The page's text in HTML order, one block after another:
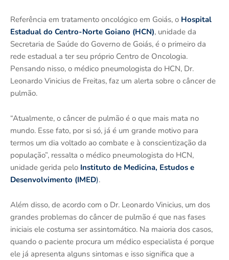
Referência em tratamento oncológico em Goiás, o Hospital
Estadual do Centro-Norte Goiano (HCN), unidade da
Secretaria de Saúde do Governo de Goiás, é o primeiro da
rede estadual a ter seu próprio Centro de Oncologia.
Pensando nisso, o médico pneumologista do HCN, Dr.
Leonardo Vinicius de Freitas, faz um alerta sobre o câncer de
pulmão.
“Atualmente, o câncer de pulmão é o que mais mata no
mundo. Esse fato, por si só, já é um grande motivo para
termos um dia voltado ao combate e à conscientização da
população”, ressalta o médico pneumologista do HCN,
unidade gerida pelo Instituto de Medicina, Estudos e
Desenvolvimento (IMED).
Além disso, de acordo com o Dr. Leonardo Vinicius, um dos
grandes problemas do câncer de pulmão é que nas fases
iniciais ele costuma ser assintomático. Na maioria dos casos,
quando o paciente procura um médico especialista é porque
ele já apresenta alguns sintomas e isso significa que a